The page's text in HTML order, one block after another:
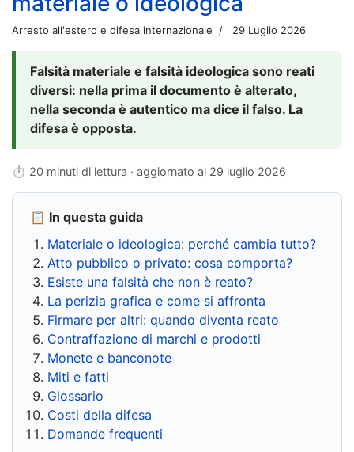
Arresto all'estero e difesa internazionale 29 Luglio 2026
Falsità materiale e falsità ideologica sono reati
diversi: nella prima il documento è alterato,
nella seconda è autentico ma dice il falso. La
difesa è opposta.
⏱ 20 minuti di lettura · aggiornato al 29 luglio 2026
📋 In questa guida
Materiale o ideologica: perché cambia tutto?
Atto pubblico o privato: cosa comporta?
Esiste una falsità che non è reato?
La perizia grafica e come si affronta
Firmare per altri: quando diventa reato
Contraffazione di marchi e prodotti
Monete e banconote
Miti e fatti
Glossario
Costi della difesa
Domande frequenti